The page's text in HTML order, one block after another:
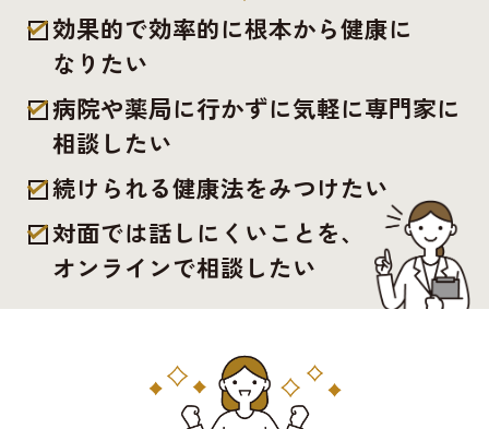
効果的で効率的に根本から健康に
なりたい
病院や薬局に行かずに気軽に専門家に
相談したい
続けられる健康法をみつけたい
対面では話しにくいことを、
オンラインで相談したい